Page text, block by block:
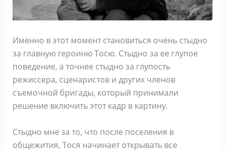
Именно в этот момент становиться очень стыдно
за главную героиню Тосю. Стыдно за ее глупое
поведение, а точнее стыдно за глупость
режиссера, сценаристов и других членов
съемочной бригады, который принимали
решение включить этот кадр в картину.
Стыдно мне за то, что после поселения в
общежития, Тося начинает открывать все